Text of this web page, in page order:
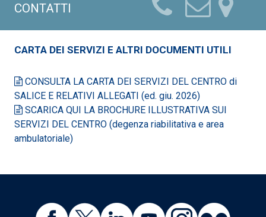
CONTATTI
CARTA DEI SERVIZI E ALTRI DOCUMENTI UTILI
CONSULTA LA CARTA DEI SERVIZI DEL CENTRO di
SALICE E RELATIVI ALLEGATI (ed. giu. 2026)
SCARICA QUI LA BROCHURE ILLUSTRATIVA SUI
SERVIZI DEL CENTRO (degenza riabilitativa e area
ambulatoriale)